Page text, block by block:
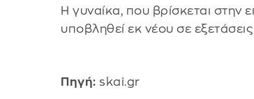
Η γυναίκα, που βρίσκεται στην
υποβληθεί εκ νέου σε
Πηγή: skai.gr